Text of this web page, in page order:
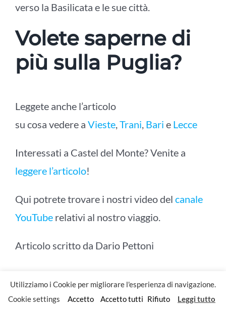
verso la Basilicata e le sue città.
Volete saperne di
più sulla Puglia?
Leggete anche l’articolo
su cosa vedere a Vieste,Trani, Bari e Lecce
Interessati a Castel del Monte? Venite a
leggere l’articolo!
Qui potrete trovare i nostri video del canale
YouTuberelativi al nostro viaggio.
Articolo scritto da Dario Pettoni
Utilizziamo i Cookie per migliorare l'esperienza di navigazione.
Cookie settings
Accetto Accetto tutti Rifiuto Leggi tutto